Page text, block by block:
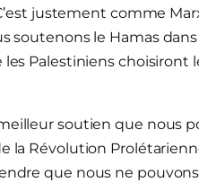
justement comme
soutenons le Hamas
les Palestiniens
soutien que nous
la Révolution
que nous ne